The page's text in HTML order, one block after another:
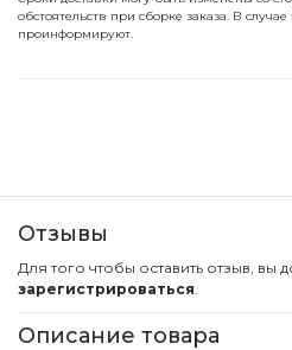
обстоятельств при сборке заказа. В
проинформируют.
Отзывы
Для того чтобы оставить отзыв, вы
зарегистрироваться.
Описание товара